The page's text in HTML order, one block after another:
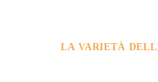
LA VARIETÀ